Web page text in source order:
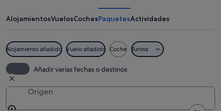
AlojamientosVuelosCochesPaquetesActividades
Alojamiento añadido Vuelo añadido Coche Turista
Añadir varias fechas o destinos
Origen